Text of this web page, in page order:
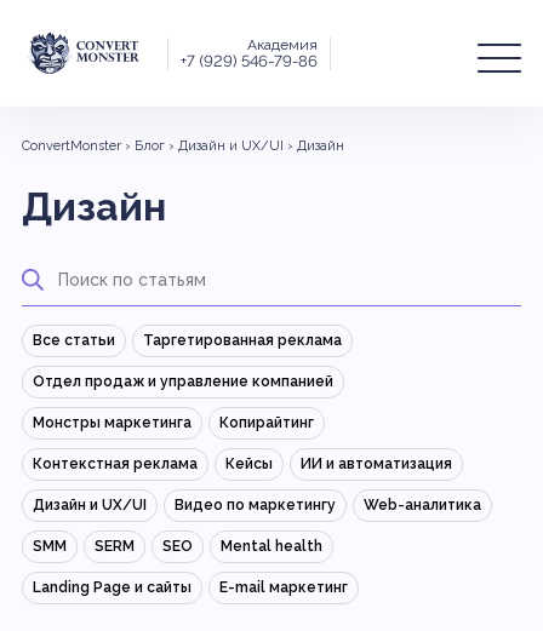
Академия
+7 (929) 546-79-86
ConvertMonster› Блог› Дизайн и UX/UI › Дизайн
Дизайн
Все статьи Таргетированная реклама
Отдел продаж и управление компанией
Монстры маркетинга Копирайтинг
Контекстная реклама Кейсы ИИ и автоматизация
Дизайн и UX/UI Видео по маркетингу Web-аналитика
SMM SERM SEO Mental health
Landing Page и сайты E-mail маркетинг